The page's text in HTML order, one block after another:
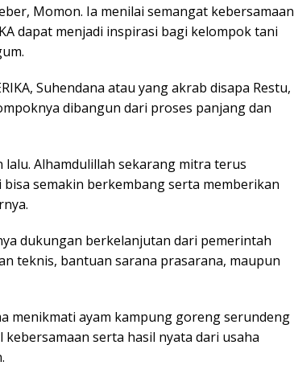
Momon. Ia menilai semangat kebersamaan
dapat menjadi inspirasi bagi kelompok tani
Suhendana atau yang akrab disapa Restu,
dibangun dari proses panjang dan
lalu. Alhamdulillah sekarang mitra terus
semakin berkembang serta memberikan
dukungan berkelanjutan dari pemerintah
teknis, bantuan sarana prasarana, maupun
menikmati ayam kampung goreng serundeng
serta hasil nyata dari usaha